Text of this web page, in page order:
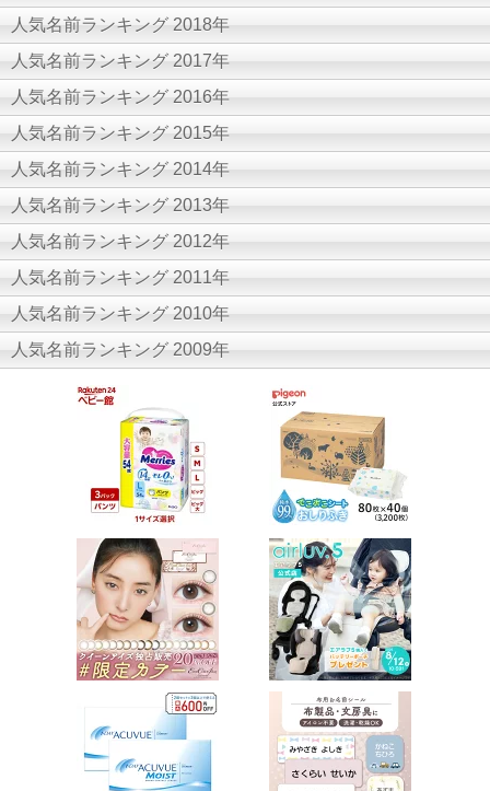
人気名前ランキング 2018年
人気名前ランキング 2017年
人気名前ランキング 2016年
人気名前ランキング 2015年
人気名前ランキング 2014年
人気名前ランキング 2013年
人気名前ランキング 2012年
人気名前ランキング 2011年
人気名前ランキング 2010年
人気名前ランキング 2009年